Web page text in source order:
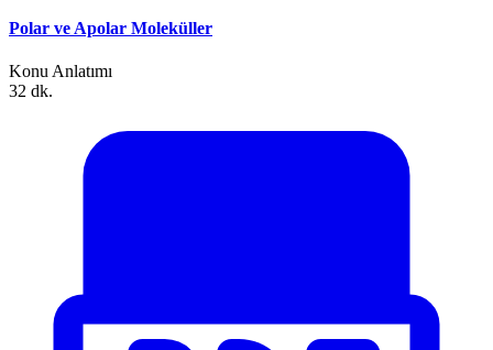
Polar ve Apolar Moleküller
Konu Anlatımı
32 dk.